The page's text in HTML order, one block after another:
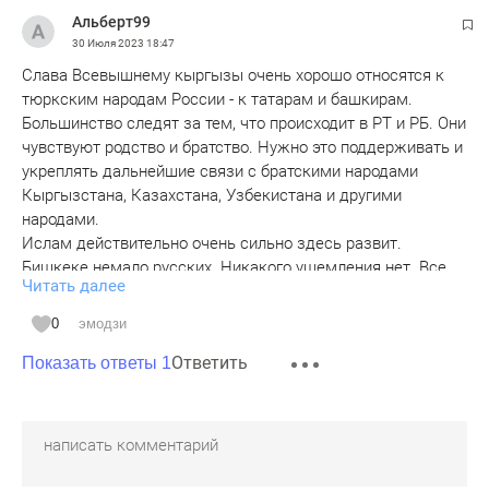
Альберт99
30 Июля 2023 18:47
Слава Всевышнему кыргызы очень хорошо относятся к
тюркским народам России - к татарам и башкирам.
Большинство следят за тем, что происходит в РТ и РБ. Они
чувствуют родство и братство. Нужно это поддерживать и
укреплять дальнейшие связи с братскими народами
Кыргызстана, Казахстана, Узбекистана и другими
народами.
Ислам действительно очень сильно здесь развит.
Бишкеке немало русских. Никакого ущемления нет. Все
знают русский. Кыргызы между собой разговаривают на
родном. Но если видят что ты не понимаешь - без
проблем переходят на русский. Много видел молодых
людей - кыргызов и русских (видимо местных) - друзей.
кыргызам в Москве и кыргызов к русским в Бишкеке, то
это небо и земля не в пользу русских.
Читать далее
0 эмодзи
Показать ответы 1Ответить